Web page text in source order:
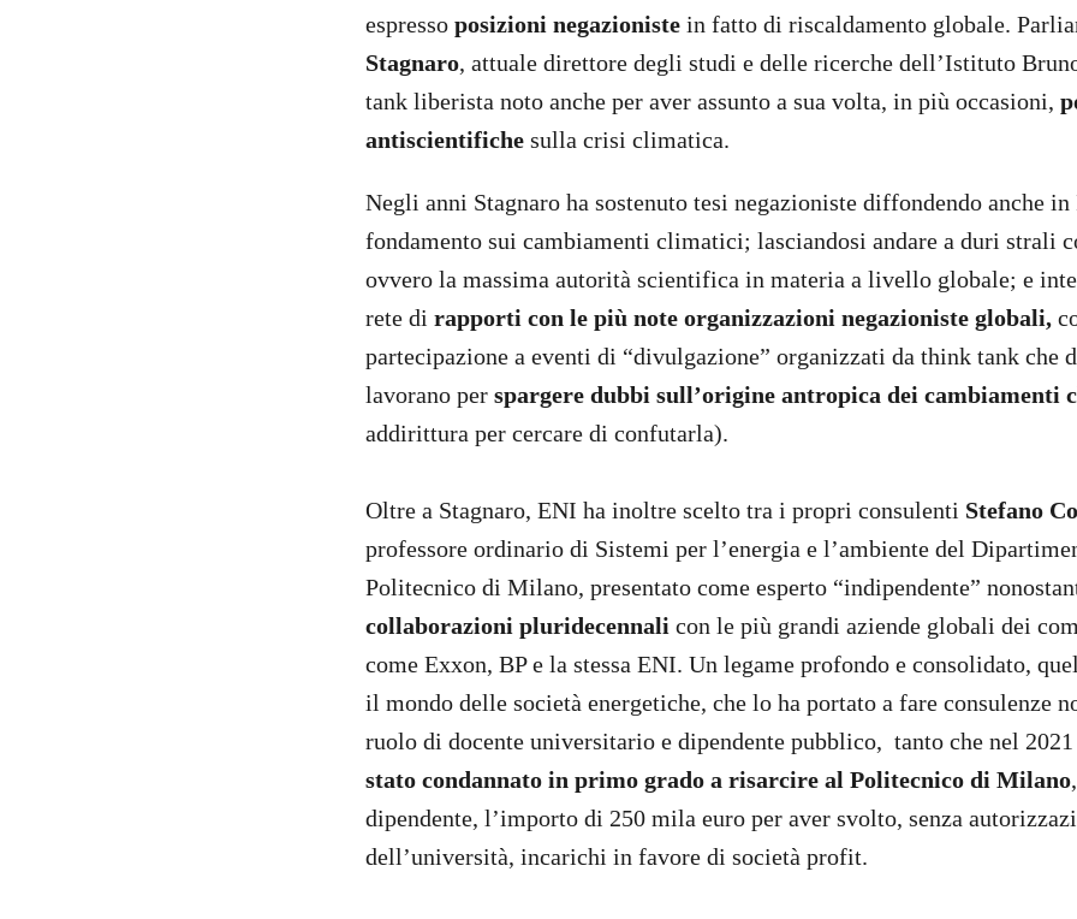
espresso posizioni negazioniste in fatto di riscaldamento globale.
Stagnaro, attuale direttore degli studi e delle ricerche dell’Istituto
tank liberista noto anche per aver assunto a sua volta, in più occasioni,
antiscientifiche sulla crisi climatica.
Negli anni Stagnaro ha sostenuto tesi negazioniste diffondendo anche
fondamento sui cambiamenti climatici; lasciandosi andare a duri strali
ovvero la massima autorità scientifica in materia a livello globale; e
rete di rapporti con le più note organizzazioni negazioniste globali,
partecipazione a eventi di “divulgazione” organizzati da think tank che
lavorano per spargere dubbi sull’origine antropica dei cambiamenti
addirittura per cercare di confutarla).
Oltre a Stagnaro, ENI ha inoltre scelto tra i propri consulenti Stefano
professore ordinario di Sistemi per l’energia e l’ambiente del
Politecnico di Milano, presentato come esperto “indipendente”
collaborazioni pluridecennali con le più grandi aziende globali dei
come Exxon, BP e la stessa ENI. Un legame profondo e consolidato,
il mondo delle società energetiche, che lo ha portato a fare consulenze
ruolo di docente universitario e dipendente pubblico, tanto che nel 2021
stato condannato in primo grado a risarcire al Politecnico di Milano
dipendente, l’importo di 250 mila euro per aver svolto, senza
dell’università, incarichi in favore di società profit.